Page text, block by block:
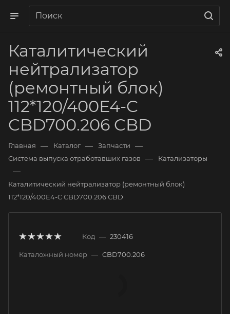
Каталитический
нейтрализатор
(ремонтный блок)
112*120/400Е4-C
CBD700.206 CBD
Главная — Каталог — Запчасти —
Система выпуска отработавших газов — Катализаторы
—
Каталитический нейтрализатор (ремонтный блок)
112*120/400Е4-C CBD700.206 CBD
Код — 230416
Каталожный номер — CBD700.206